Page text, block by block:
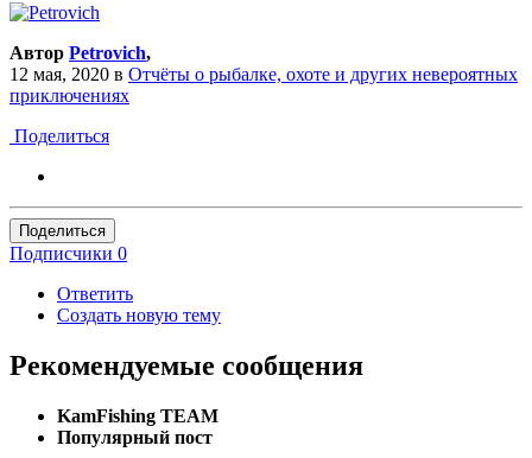
Автор Petrovich,
12 мая, 2020 в Отчёты о рыбалке, охоте и других невероятных
приключениях
Поделиться
Поделиться
Подписчики 0
Ответить
Создать новую тему
Рекомендуемые сообщения
KamFishing TEАМ
Популярный пост